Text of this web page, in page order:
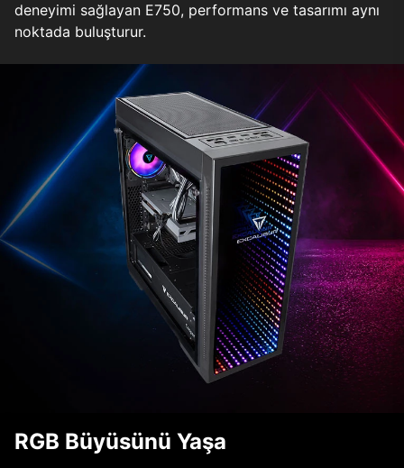
deneyimi sağlayan E750, performans ve tasarımı aynı
noktada buluşturur.
RGB Büyüsünü Yaşa